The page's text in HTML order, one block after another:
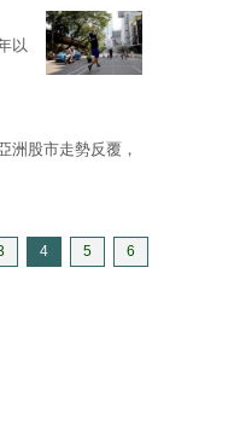
以
洲股市走勢反覆，
4 5 6